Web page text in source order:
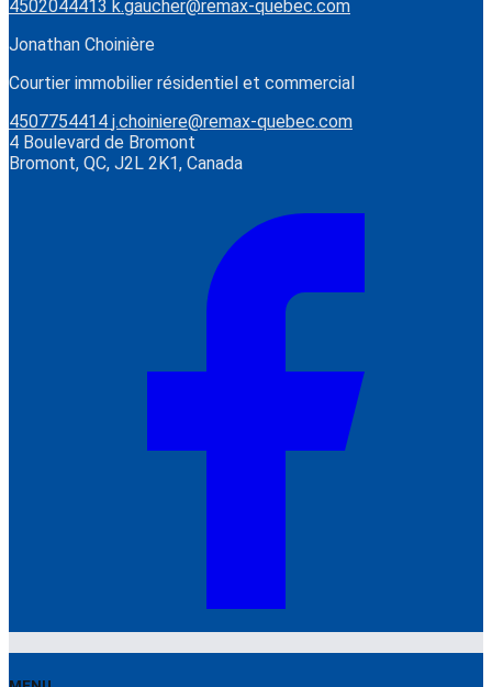
4502044413 k.gaucher@remax-quebec.com
Jonathan Choinière
Courtier immobilier résidentiel et commercial
4507754414 j.choiniere@remax-quebec.com
4 Boulevard de Bromont
Bromont, QC, J2L 2K1, Canada